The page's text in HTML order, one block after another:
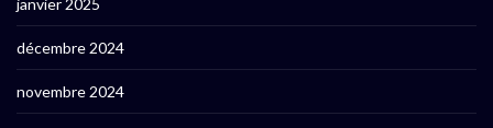
janvier 2025
décembre 2024
novembre 2024